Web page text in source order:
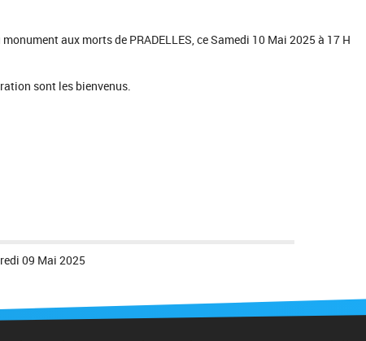
aux morts de PRADELLES, ce Samedi 10 Mai 2025 à 17 H
sont les bienvenus.
09 Mai 2025